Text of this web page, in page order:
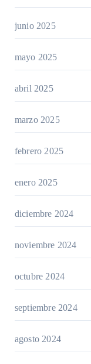
junio 2025
mayo 2025
abril 2025
marzo 2025
febrero 2025
enero 2025
diciembre 2024
noviembre 2024
octubre 2024
septiembre 2024
agosto 2024